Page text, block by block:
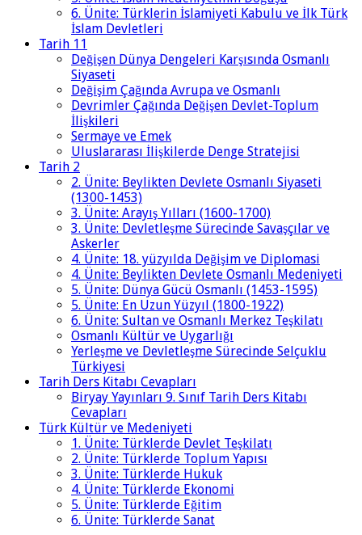
6. Ünite: Türklerin İslamiyeti Kabulu ve İlk Türk
İslam Devletleri
Tarih 11
Değişen Dünya Dengeleri Karşısında Osmanlı
Siyaseti
Değişim Çağında Avrupa ve Osmanlı
Devrimler Çağında Değişen Devlet-Toplum
İlişkileri
Sermaye ve Emek
Uluslararası İlişkilerde Denge Stratejisi
Tarih 2
2. Ünite: Beylikten Devlete Osmanlı Siyaseti
(1300-1453)
3. Ünite: Arayış Yılları (1600-1700)
3. Ünite: Devletleşme Sürecinde Savaşçılar ve
Askerler
4. Ünite: 18. yüzyılda Değişim ve Diplomasi
4. Ünite: Beylikten Devlete Osmanlı Medeniyeti
5. Ünite: Dünya Gücü Osmanlı (1453-1595)
5. Ünite: En Uzun Yüzyıl (1800-1922)
6. Ünite: Sultan ve Osmanlı Merkez Teşkilatı
Osmanlı Kültür ve Uygarlığı
Yerleşme ve Devletleşme Sürecinde Selçuklu
Türkiyesi
Tarih Ders Kitabı Cevapları
Biryay Yayınları 9. Sınıf Tarih Ders Kitabı
Cevapları
Türk Kültür ve Medeniyeti
1. Ünite: Türklerde Devlet Teşkilatı
2. Ünite: Türklerde Toplum Yapısı
3. Ünite: Türklerde Hukuk
4. Ünite: Türklerde Ekonomi
5. Ünite: Türklerde Eğitim
6. Ünite: Türklerde Sanat